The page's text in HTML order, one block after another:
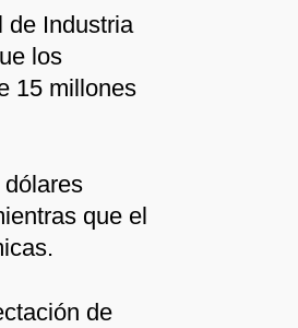
de Industria
los
15 millones
que el
de